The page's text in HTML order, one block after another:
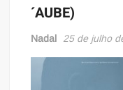
´AUBE)
Nadal 25 de julho